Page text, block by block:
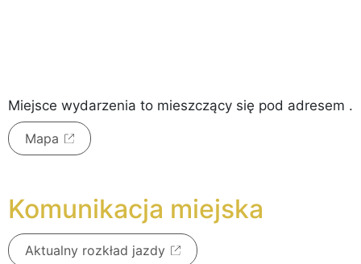
Miejsce wydarzenia to mieszczący się pod adresem .
Mapa
Komunikacja miejska
Aktualny rozkład jazdy